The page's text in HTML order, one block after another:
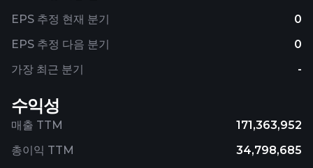
EPS 추정 현재 분기
0
EPS 추정 다음 분기
0
가장 최근 분기
-
수익성
매출 TTM
171,363,952
총이익 TTM
34,798,685